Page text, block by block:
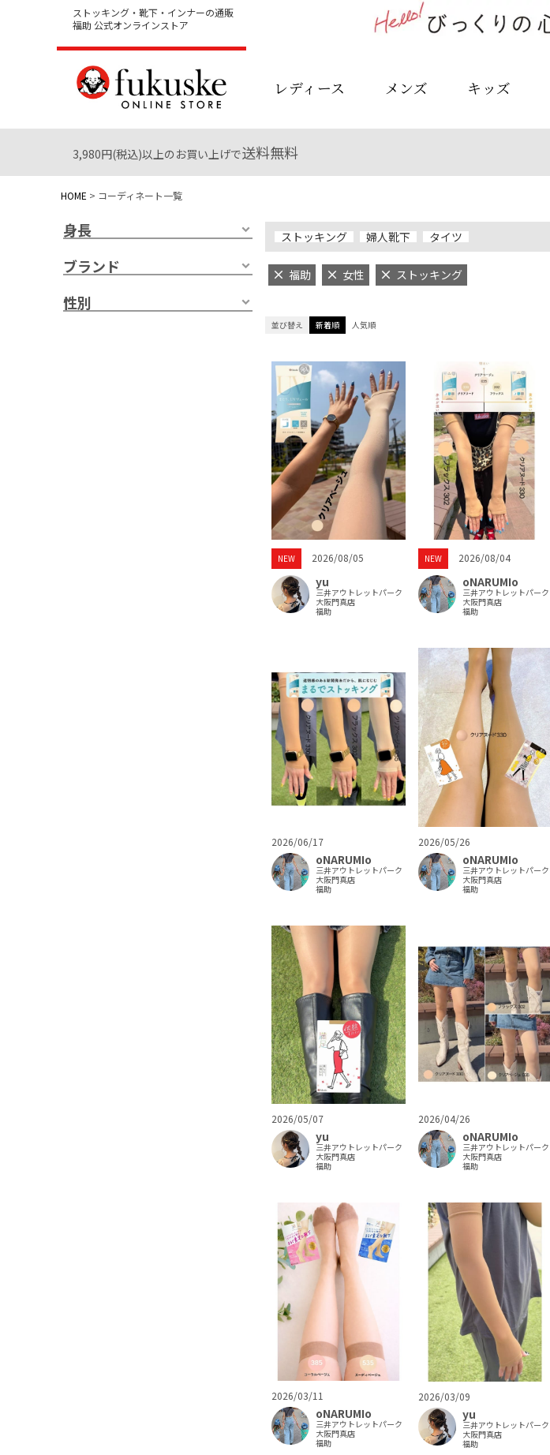
ストッキング・靴下・インナーの通販
福助 公式オンラインストア
レディース メンズ キッズ
3,980円(税込)以上のお買い上げで送料無料
HOME コーディネート一覧
身長
ブランド
性別
ストッキング 婦人靴下 タイツ
福助 女性 ストッキング
並び替え 新着順 人気順
NEW 2026/08/05
yu
三井アウトレットパーク
大阪門真店
福助
NEW 2026/08/04
oNARUMIo
三井アウトレットパーク
大阪門真店
福助
2026/06/17
oNARUMIo
三井アウトレットパーク
大阪門真店
福助
2026/05/26
oNARUMIo
三井アウトレットパーク
大阪門真店
福助
2026/05/07
yu
三井アウトレットパーク
大阪門真店
福助
2026/04/26
oNARUMIo
三井アウトレットパーク
大阪門真店
福助
2026/03/11
oNARUMIo
三井アウトレットパーク
大阪門真店
福助
2026/03/09
yu
三井アウトレットパーク
大阪門真店
福助